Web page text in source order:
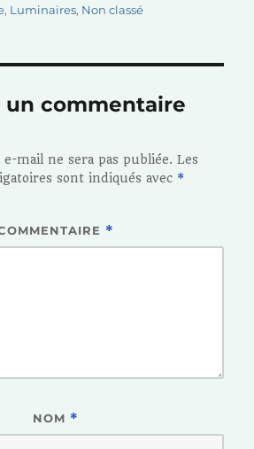
, Luminaires, Non classé
un commentaire
e-mail ne sera pas publiée. Les
sont indiqués avec *
*
NOM *